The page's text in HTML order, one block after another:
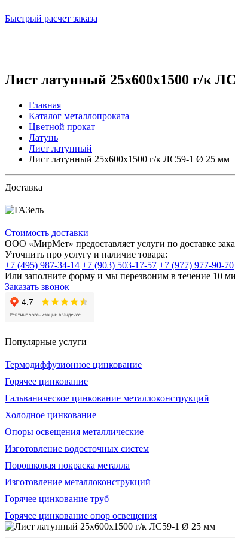
Быстрый расчет заказа
Лист латунный 25x600x1500 г/к
Главная
Каталог металлопроката
Цветной прокат
Латунь
Лист латунный
Лист латунный 25x600x1500 г/к ЛС59-1 Ø 25 мм
Доставка
Стоимость доставки
ООО «МирМет» предоставляет услуги по доставке
Уточнить про услугу и наличие товара:
+7 (495) 987-34-14 +7 (903) 503-17-57 +7 (977) 977-90-70
Или заполните форму и мы перезвоним в течение 10
Заказать звонок
Популярные услуги
Термодиффузионное цинкование
Горячее цинкование
Гальваническое цинкование металлоконструкций
Холодное цинкование
Опоры освещения металлические
Изготовление водосточных систем
Порошковая покраска металла
Изготовление металлоконструкций
Горячее цинкование труб
Горячее цинкование опор освещения